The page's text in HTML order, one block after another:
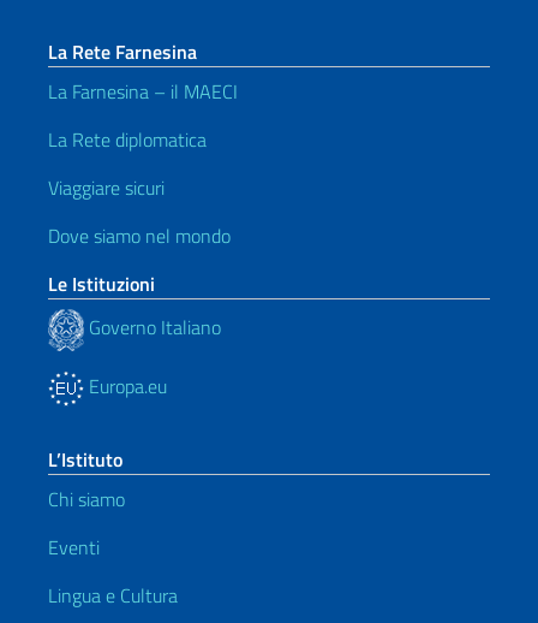
La Rete Farnesina
La Farnesina – il MAECI
La Rete diplomatica
Viaggiare sicuri
Dove siamo nel mondo
Le Istituzioni
Governo Italiano
Europa.eu
L’Istituto
Chi siamo
Eventi
Lingua e Cultura